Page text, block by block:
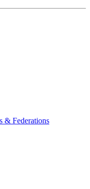
& Federations